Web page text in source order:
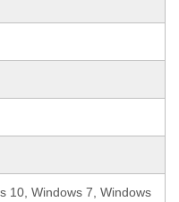
10, Windows 7, Windows